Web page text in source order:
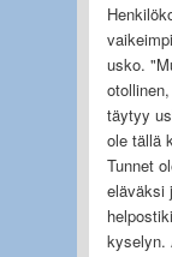
usko.
täytyy
ole tällä
Tunnet
eläväksi
kyselyn.